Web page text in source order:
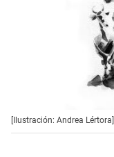
[Ilustración: Andrea Lértora]